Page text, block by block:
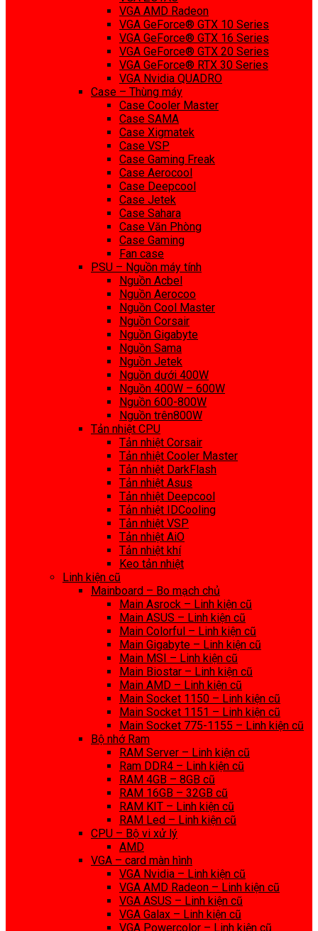
VGA AMD Radeon
VGA GeForce® GTX 10 Series
VGA GeForce® GTX 16 Series
VGA GeForce® GTX 20 Series
VGA GeForce® RTX 30 Series
VGA Nvidia QUADRO
Case – Thùng máy
Case Cooler Master
Case SAMA
Case Xigmatek
Case VSP
Case Gaming Freak
Case Aerocool
Case Deepcool
Case Jetek
Case Sahara
Case Văn Phòng
Case Gaming
Fan case
PSU – Nguồn máy tính
Nguồn Acbel
Nguồn Aerocoo
Nguồn Cool Master
Nguồn Corsair
Nguồn Gigabyte
Nguồn Sama
Nguồn Jetek
Nguồn dưới 400W
Nguồn 400W – 600W
Nguồn 600-800W
Nguồn trên800W
Tản nhiệt CPU
Tản nhiệt Corsair
Tản nhiệt Cooler Master
Tản nhiệt DarkFlash
Tản nhiệt Asus
Tản nhiệt Deepcool
Tản nhiệt IDCooling
Tản nhiệt VSP
Tản nhiệt AiO
Tản nhiệt khí
Keo tản nhiệt
Linh kiện cũ
Mainboard – Bo mạch chủ
Main Asrock – Linh kiện cũ
Main ASUS – Linh kiện cũ
Main Colorful – Linh kiện cũ
Main Gigabyte – Linh kiện cũ
Main MSI – Linh kiện cũ
Main Biostar – Linh kiện cũ
Main AMD – Linh kiện cũ
Main Socket 1150 – Linh kiện cũ
Main Socket 1151 – Linh kiện cũ
Main Socket 775-1155 – Linh kiện cũ
Bộ nhớ Ram
RAM Server – Linh kiện cũ
Ram DDR4 – Linh kiện cũ
RAM 4GB – 8GB cũ
RAM 16GB – 32GB cũ
RAM KIT – Linh kiện cũ
RAM Led – Linh kiện cũ
CPU – Bộ vi xử lý
AMD
VGA – card màn hình
VGA Nvidia – Linh kiện cũ
VGA AMD Radeon – Linh kiện cũ
VGA ASUS – Linh kiện cũ
VGA Galax – Linh kiện cũ
VGA Powercolor – Linh kiện cũ